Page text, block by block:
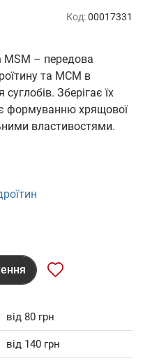
Код:00017331
MSM – передова
та МСМ в
Зберігає їх
формуванню хрящової
властивостями.
від 80 грн
від 140 грн